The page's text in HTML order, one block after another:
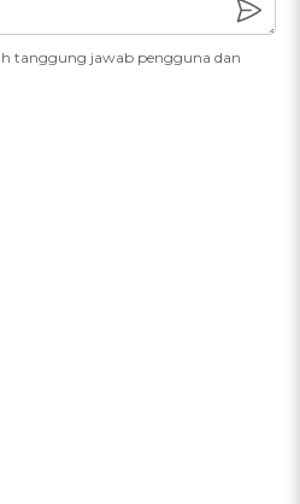
tanggung jawab pengguna dan